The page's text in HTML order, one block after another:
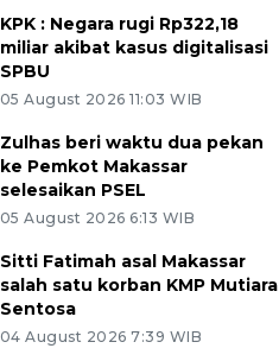
KPK : Negara rugi Rp322,18
miliar akibat kasus digitalisasi
SPBU
05 August 2026 11:03 WIB
Zulhas beri waktu dua pekan
ke Pemkot Makassar
selesaikan PSEL
05 August 2026 6:13 WIB
Sitti Fatimah asal Makassar
salah satu korban KMP Mutiara
Sentosa
04 August 2026 7:39 WIB